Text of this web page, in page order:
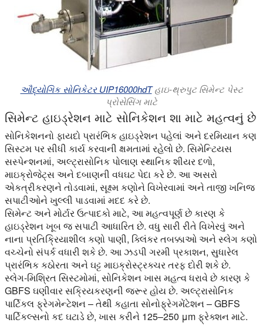
ઔદ્યોગિક સોનિકેટર UIP16000hdTહાઇ-થ્રુપુટ સિમેન્ટ પેસ્ટ
પ્રોસેસિંગ માટે
સિમેન્ટ હાઇડ્રેશન માટે સોનિકેશન શા માટે મહત્વનું છે
સોનિકેશનનો ફાયદો પ્રારંભિક હાઇડ્રેશન પહેલાં અને દરમિયાન કણ
સિસ્ટમ પર સીધી કાર્ય કરવાની ક્ષમતામાં રહેલો છે. સિમેન્ટિયસ
સસ્પેન્શનમાં, અલ્ટ્રાસોનિક પોલાણ સ્થાનિક શીયર દળો,
માઇક્રોજેટ્સ અને દબાણની વધઘટ પેદા કરે છે. આ અસરો
એકત્રીકરણને તોડવામાં, સૂક્ષ્મ કણોને વિખેરવામાં અને તાજી ખનિજ
સપાટીઓને ખુલ્લી પાડવામાં મદદ કરે છે.
સિમેન્ટ અને મોર્ટાર ઉત્પાદકો માટે, આ મહત્વપૂર્ણ છે કારણ કે
હાઇડ્રેશન ખૂબ જ સપાટી આધારિત છે. વધુ સારી રીતે વિખેરવું અને
નાના પ્રતિક્રિયાશીલ કણો પાણી, ક્લિંકર તબક્કાઓ અને સ્લેગ કણો
વચ્ચેનો સંપર્ક વધારી શકે છે. આ ઝડપી ગરમી પ્રકાશન, સુધારેલ
પ્રારંભિક કઠોરતા અને ઘટ્ટ માઇક્રોસ્ટ્રક્ચર તરફ દોરી શકે છે.
સ્લેગ-મિશ્રિત સિસ્ટમોમાં, સોનિકેશન ખાસ મહત્વ ધરાવે છે કારણ કે
GBFS ઘણીવાર સક્રિયકરણની જરૂર હોય છે. અલ્ટ્રાસોનિક
પાર્ટિકલ ફ્રેગમેન્ટેશન – તેથી કહાતા સોનોફ્રેગમેંટેશન – GBFS
પાર્ટિકલ્સનો કદ ઘટાડે છે, ખાસ કરીને 125–250 μm ફ્રેક્શન માટે.